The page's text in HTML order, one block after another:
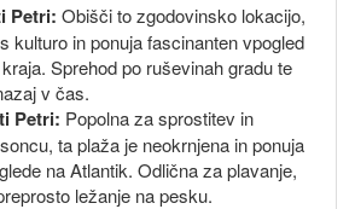
Petri: Obišči to zgodovinsko lokacijo,
kulturo in ponuja fascinanten vpogled
Sprehod po ruševinah gradu te
v čas.
Petri: Popolna za sprostitev in
ta plaža je neokrnjena in ponuja
na Atlantik. Odlična za plavanje,
ležanje na pesku.